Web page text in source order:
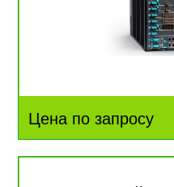
Цена по запросу